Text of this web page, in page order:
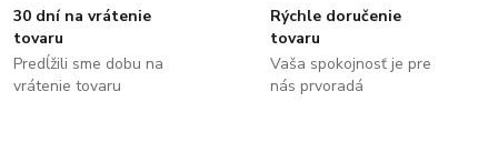
30 dní na vrátenie
tovaru
Predĺžili sme dobu na
vrátenie tovaru
Rýchle doručenie
tovaru
Vaša spokojnosť je pre
nás prvoradá